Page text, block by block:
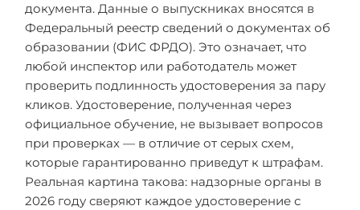
документа. Данные о выпускниках вносятся в
Федеральный реестр сведений о документах об
образовании (ФИС ФРДО). Это означает, что
любой инспектор или работодатель может
проверить подлинность удостоверения за пару
кликов. Удостоверение, полученная через
официальное обучение, не вызывает вопросов
при проверках — в отличие от серых схем,
которые гарантированно приведут к штрафам.
Реальная картина такова: надзорные органы в
2026 году сверяют каждое удостоверение с